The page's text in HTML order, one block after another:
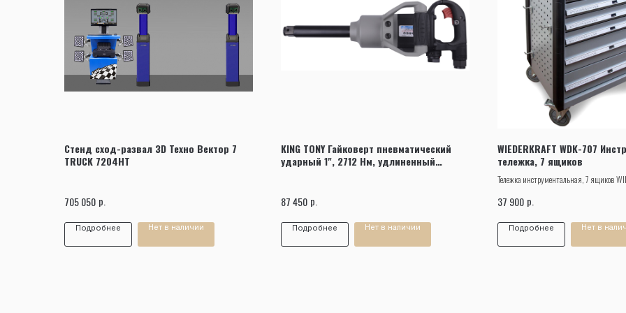
Стенд сход-развал 3D Техно Вектор 7
TRUCK 7204HT
705 050 р.
Подробнее Нет в наличии
KING TONY Гайковерт пневматический
ударный 1", 2712 Нм, удлиненный
87 450 р.
Подробнее Нет в наличии
WIEDERKRAFT WDK-707
тележка, 7 ящиков
Тележка инструментальная, 7 ящиков
расходными материалами, обеспечивает
37 900 р.
Подробнее Нет в